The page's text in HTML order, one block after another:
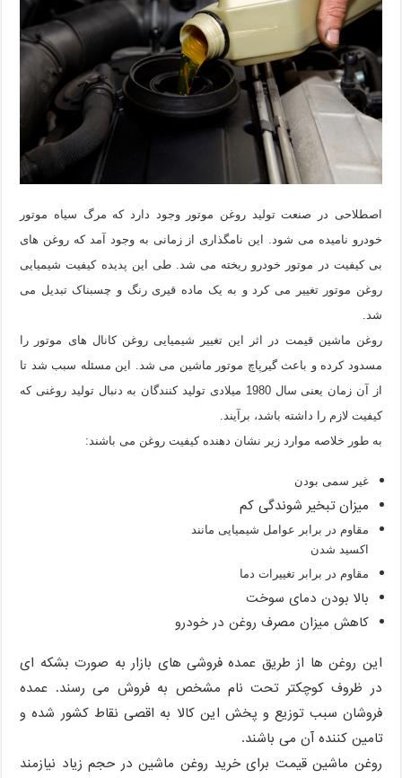
اصطلاحی در صنعت تولید روغن موتور وجود دارد که مرگ سیاه موتور
خودرو نامیده می شود. این نامگذاری از زمانی به وجود آمد که روغن های
بی کیفیت در موتور خودرو ریخته می شد. طی این پدیده کیفیت شیمیایی
روغن موتور تغییر می کرد و به یک ماده قیری رنگ و چسبناک تبدیل می
شد.
روغن ماشین قیمت در اثر این تغییر شیمیایی روغن کانال های موتور را
مسدود کرده و باعث گیرپاچ موتور ماشین می شد. این مسئله سبب شد تا
از آن زمان یعنی سال 1980 میلادی تولید کنندگان به دنبال تولید روغنی که
کیفیت لازم را داشته باشد، برآیند.
به طور خلاصه موارد زیر نشان دهنده کیفیت روغن می باشند:
غیر سمی بودن
میزان تبخیر شوندگی کم
مقاوم در برابر عوامل شیمیایی مانند
اکسید شدن
مقاوم در برابر تغییرات دما
بالا بودن دمای سوخت
کاهش میزان مصرف روغن در خودرو
این روغن ها از طریق عمده فروشی های بازار به صورت بشکه ای
در ظروف کوچکتر تحت نام مشخص به فروش می رسند. عمده
فروشان سبب توزیع و پخش این کالا به اقصی نقاط کشور شده و
تامین کننده آن می باشند.
روغن ماشین قیمت برای خرید روغن ماشین در حجم زیاد نیازمند